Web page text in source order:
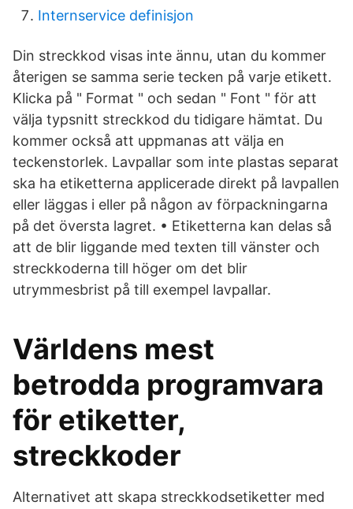
Internservice definisjon
Din streckkod visas inte ännu, utan du kommer
återigen se samma serie tecken på varje etikett.
Klicka på " Format " och sedan " Font " för att
välja typsnitt streckkod du tidigare hämtat. Du
kommer också att uppmanas att välja en
teckenstorlek. Lavpallar som inte plastas separat
ska ha etiketterna applicerade direkt på lavpallen
eller läggas i eller på någon av förpackningarna
på det översta lagret. • Etiketterna kan delas så
att de blir liggande med texten till vänster och
streckkoderna till höger om det blir
utrymmesbrist på till exempel lavpallar.
Världens mest
betrodda programvara
för etiketter,
streckkoder
Alternativet att skapa streckkodsetiketter med